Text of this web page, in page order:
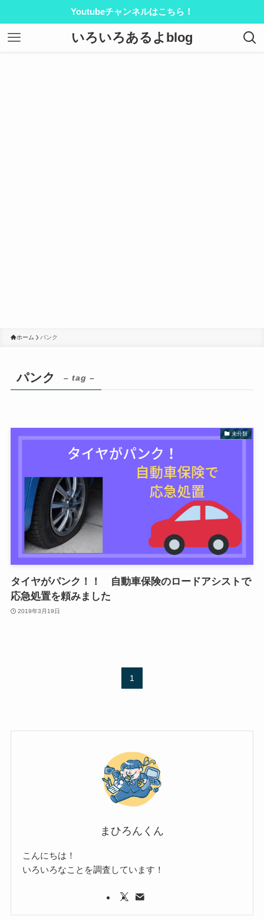
Youtubeチャンネルはこちら！
いろいろあるよblog
ホーム パンク
パンク – tag –
未分類
タイヤがパンク！！ 自動車保険のロードアシストで
応急処置を頼みました
2019年3月19日
1
まひろんくん
こんにちは！
いろいろなことを調査しています！